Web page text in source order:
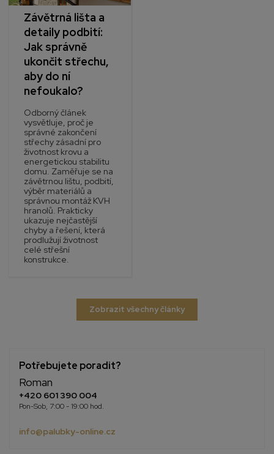
Potřebujete poradit?
Roman
+420 601 390 004
Pon-Sob, 7:00 - 19:00 hod.
info@palubky-online.cz
Závětrná lišta a
detaily podbití:
Jak správně
ukončit střechu,
aby do ní
nefoukalo?
Odborný článek
vysvětluje, proč je
správné zakončení
střechy zásadní pro
životnost krovu a
energetickou stabilitu
domu. Zaměřuje se na
závětrnou lištu, podbití,
výběr materiálů a
správnou montáž KVH
hranolů. Prakticky
ukazuje nejčastější
chyby a řešení, která
prodlužují životnost
celé střešní
konstrukce.
Zobrazit všechny články